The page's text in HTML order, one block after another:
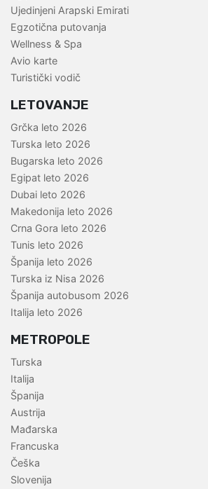
Ujedinjeni Arapski Emirati
Egzotična putovanja
Wellness & Spa
Avio karte
Turistički vodič
LETOVANJE
Grčka leto 2026
Turska leto 2026
Bugarska leto 2026
Egipat leto 2026
Dubai leto 2026
Makedonija leto 2026
Crna Gora leto 2026
Tunis leto 2026
Španija leto 2026
Turska iz Nisa 2026
Španija autobusom 2026
Italija leto 2026
METROPOLE
Turska
Italija
Španija
Austrija
Mađarska
Francuska
Češka
Slovenija